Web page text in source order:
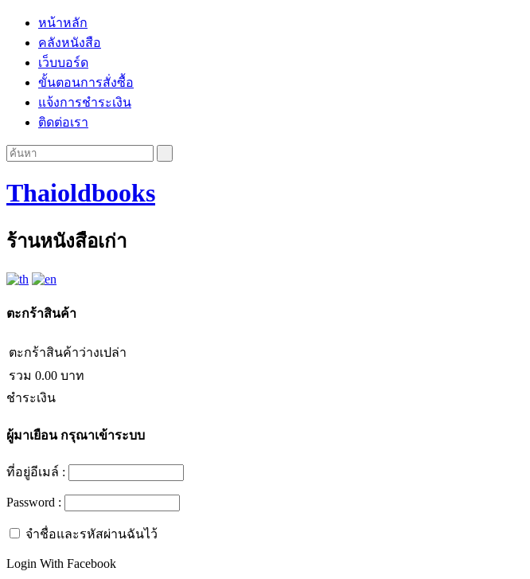
หน้าหลัก
คลังหนังสือ
เว็บบอร์ด
ขั้นตอนการสั่งซื้อ
แจ้งการชำระเงิน
ติดต่อเรา
Thaioldbooks
ร้านหนังสือเก่า
ตะกร้าสินค้า
ตะกร้าสินค้าว่างเปล่า
รวม 0.00 บาท
ชำระเงิน
ผู้มาเยือนกรุณาเข้าระบบ
ที่อยู่อีเมล์ :
Password :
จำชื่อและรหัสผ่านฉันไว้
Login With Facebook